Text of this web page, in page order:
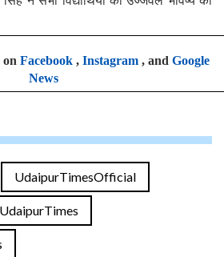
Facebook, Instagram, and Google
News
UdaipurTimesOfficial
UdaipurTimes